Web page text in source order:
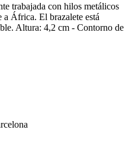
trabajada con hilos metálicos
a África. El brazalete está
Altura: 4,2 cm - Contorno de